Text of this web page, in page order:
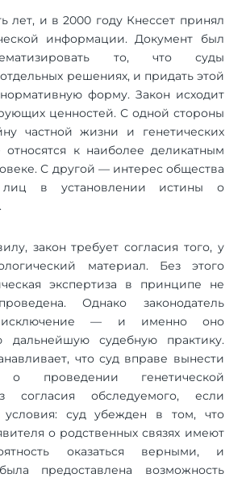
лет, и в 2000 году Кнессет принял
информации. Документ был
то, что суды
решениях, и придать этой
форму. Закон исходит
ценностей. С одной стороны
частной жизни и генетических
относятся к наиболее деликатным
С другой — интерес общества
в установлении истины о
закон требует согласия того, у
материал. Без этого
экспертиза в принципе не
Однако законодатель
исключение — и именно оно
дальнейшую судебную практику.
о проведении генетической
согласия обследуемого, если
суд убежден в том, что
о родственных связях имеют
оказаться верными, и
предоставлена возможность